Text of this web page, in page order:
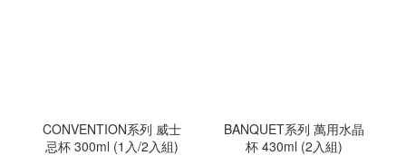
CONVENTION系列 威士
忌杯 300ml (1入/2入組)
BANQUET系列 萬用水晶
杯 430ml (2入組)